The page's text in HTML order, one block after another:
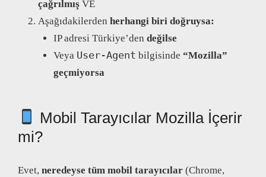
çağrılmış VE
Aşağıdakilerden herhangi biri doğruysa:
IP adresi Türkiye’dendeğilse
Veya User-Agent bilgisinde“Mozilla”
geçmiyorsa
Mobil Tarayıcılar Mozilla İçerir
mi?
Evet, neredeyse tüm mobil tarayıcılar (Chrome,